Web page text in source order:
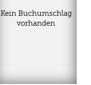
Kein Buchumschlag
vorhanden